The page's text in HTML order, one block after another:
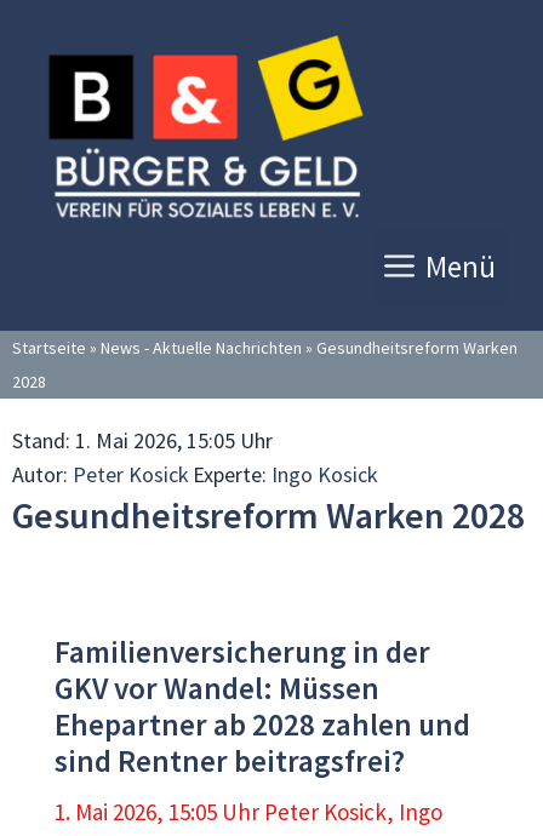
Inhalt
springen
Menü
Startseite » News - Aktuelle Nachrichten » Gesundheitsreform Warken
2028
Stand: 1. Mai 2026, 15:05 Uhr
Autor: Peter Kosick Experte: Ingo Kosick
Gesundheitsreform Warken 2028
Familienversicherung in der
GKV vor Wandel: Müssen
Ehepartner ab 2028 zahlen und
sind Rentner beitragsfrei?
1. Mai 2026, 15:05 Uhr Peter Kosick, Ingo